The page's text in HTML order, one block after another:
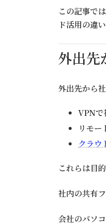
この記事で
ド活用の違
外出先
外出先から
VPNで
リモー
クラウ
これらは目
社内の共有
会社のパソ